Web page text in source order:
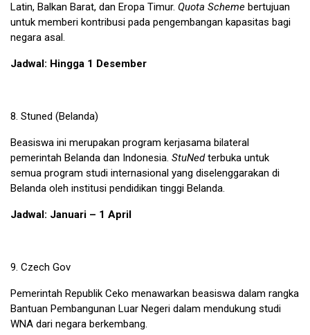
Latin, Balkan Barat, dan Eropa Timur. Quota Scheme bertujuan
untuk memberi kontribusi pada pengembangan kapasitas bagi
negara asal.
Jadwal: Hingga 1 Desember
8. Stuned (Belanda)
Beasiswa ini merupakan program kerjasama bilateral
pemerintah Belanda dan Indonesia. StuNedterbuka untuk
semua program studi internasional yang diselenggarakan di
Belanda oleh institusi pendidikan tinggi Belanda.
Jadwal: Januari – 1 April
9. Czech Gov
Pemerintah Republik Ceko menawarkan beasiswa dalam rangka
Bantuan Pembangunan Luar Negeri dalam mendukung studi
WNA dari negara berkembang.